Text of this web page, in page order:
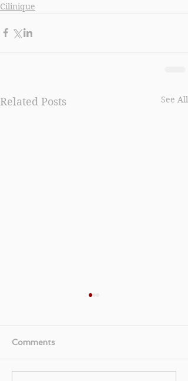
Cilinique
Related Posts See All
Comments